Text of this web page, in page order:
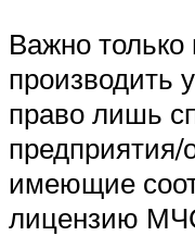
Важно только
производить
право лишь
предприятия/
имеющие
лицензию